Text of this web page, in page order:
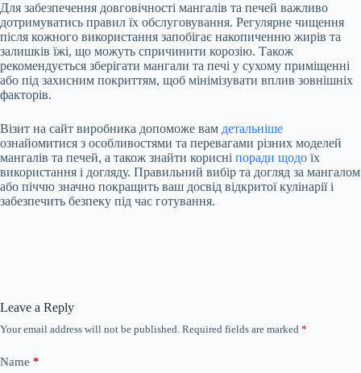
Для забезпечення довговічності мангалів та печей важливо
дотримуватись правил їх обслуговування. Регулярне чищення
після кожного використання запобігає накопиченню жирів та
залишків їжі, що можуть спричинити корозію. Також
рекомендується зберігати мангали та печі у сухому приміщенні
або під захисним покриттям, щоб мінімізувати вплив зовнішніх
факторів.
Візит на сайт виробника допоможе вам детальніше
ознайомитися з особливостями та перевагами різних моделей
мангалів та печей, а також знайти корисні поради щодо їх
використання і догляду. Правильний вибір та догляд за мангалом
або піччю значно покращить ваш досвід відкритої кулінарії і
забезпечить безпеку під час готування.
Leave a Reply
Your email address will not be published. Required fields are marked *
Name *